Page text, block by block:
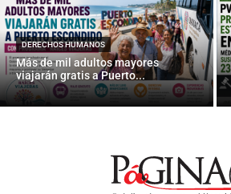
DERECHOS HUMANOS
Más de mil adultos mayores
viajarán gratis a Puerto...